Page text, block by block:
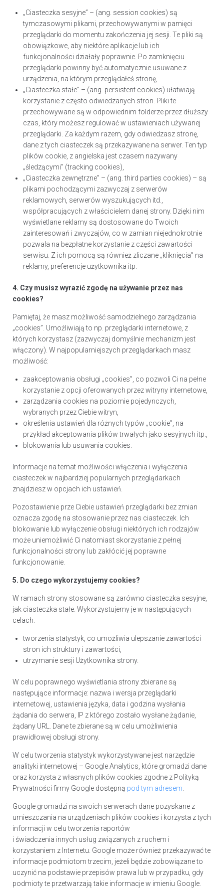
„Ciasteczka sesyjne” – (ang. session cookies) są
tymczasowymi plikami, przechowywanymi w pamięci
przeglądarki do momentu zakończenia jej sesji. Te pliki są
obowiązkowe, aby niektóre aplikacje lub ich
funkcjonalności działały poprawnie. Po zamknięciu
przeglądarki powinny być automatycznie usuwane z
urządzenia, na którym przeglądałeś stronę,
„Ciasteczka stałe” – (ang. persistent cookies) ułatwiają
korzystanie z często odwiedzanych stron. Pliki te
przechowywane są w odpowiednim folderze przez dłuższy
czas, który możesz regulować w ustawieniach używanej
przeglądarki. Za każdym razem, gdy odwiedzasz stronę,
dane z tych ciasteczek są przekazywane na serwer. Ten typ
plików cookie, z angielska jest czasem nazywany
„śledzącymi” (tracking cookies),
„Ciasteczka zewnętrzne” – (ang. third parties cookies) – są
plikami pochodzącymi zazwyczaj z serwerów
reklamowych, serwerów wyszukujących itd.,
współpracujących z właścicielem danej strony. Dzięki nim
wyświetlane reklamy są dostosowane do Twoich
zainteresowań i zwyczajów, co w zamian niejednokrotnie
pozwala na bezpłatne korzystanie z części zawartości
serwisu. Z ich pomocą są również zliczane „kliknięcia” na
reklamy, preferencje użytkownika itp.
4. Czy musisz wyrazić zgodę na używanie przez nas
cookies?
Pamiętaj, że masz możliwość samodzielnego zarządzania
„cookies”. Umożliwiają to np. przeglądarki internetowe, z
których korzystasz (zazwyczaj domyślnie mechanizm jest
włączony). W najpopularniejszych przeglądarkach masz
możliwość:
zaakceptowania obsługi „cookies”, co pozwoli Ci na pełne
korzystanie z opcji oferowanych przez witryny internetowe,
zarządzania cookies na poziomie pojedynczych,
wybranych przez Ciebie witryn,
określenia ustawień dla różnych typów „cookie”, na
przykład akceptowania plików trwałych jako sesyjnych itp.,
blokowania lub usuwania cookies.
Informacje na temat możliwości włączenia i wyłączenia
ciasteczek w najbardziej popularnych przeglądarkach
znajdziesz w opcjach ich ustawień.
Pozostawienie prze Ciebie ustawień przeglądarki bez zmian
oznacza zgodę na stosowanie przez nas ciasteczek. Ich
blokowanie lub wyłączenie obsługi niektórych ich rodzajów
może uniemożliwić Ci natomiast skorzystanie z pełnej
funkcjonalności strony lub zakłócić jej poprawne
funkcjonowanie.
5. Do czego wykorzystujemy cookies?
W ramach strony stosowane są zarówno ciasteczka sesyjne,
jak ciasteczka stałe. Wykorzystujemy je w następujących
celach:
tworzenia statystyk, co umożliwia ulepszanie zawartości
stron ich struktury i zawartości,
utrzymanie sesji Użytkownika strony.
W celu poprawnego wyświetlania strony zbierane są
następujące informacje: nazwa i wersja przeglądarki
internetowej, ustawienia języka, data i godzina wysłania
żądania do serwera, IP z którego zostało wysłane żądanie,
żądany URL. Dane te zbierane są w celu umożliwienia
prawidłowej obsługi strony.
W celu tworzenia statystyk wykorzystywane jest narzędzie
analityki internetowej – Google Analytics, które gromadzi dane
oraz korzysta z własnych plików cookies zgodne z Polityką
Prywatności firmy Google dostępną pod tym adresem
Google gromadzi na swoich serwerach dane pozyskane z
umieszczania na urządzeniach plików cookies i korzysta z tych
informacji w celu tworzenia raportów
i świadczenia innych usług związanych z ruchem i
korzystaniem z Internetu. Google może również przekazywać te
informacje podmiotom trzecim, jeżeli będzie zobowiązane to
uczynić na podstawie przepisów prawa lub w przypadku, gdy
podmioty te przetwarzają takie informacje w imieniu Google.